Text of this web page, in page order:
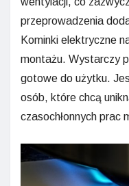
przeprowadzenia
Kominki elektryczne
montażu. Wystarczy
gotowe do użytku.
osób, które chcą
czasochłonnych prac